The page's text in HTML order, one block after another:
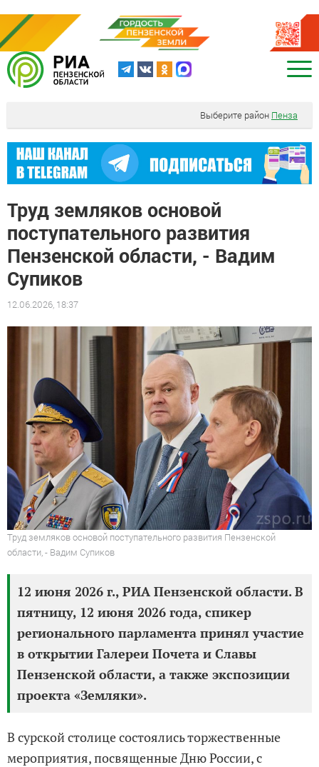
Выберите район Пенза
Труд земляков основой
поступательного развития
Пензенской области, - Вадим
Супиков
12.06.2026, 18:37
Труд земляков основой поступательного развития Пензенской
области, - Вадим Супиков
12 июня 2026 г., РИА Пензенской области. В
пятницу, 12 июня 2026 года, спикер
регионального парламента принял участие
в открытии Галереи Почета и Славы
Пензенской области, а также экспозиции
проекта «Земляки».
В сурской столице состоялись торжественные
мероприятия, посвященные Дню России, с